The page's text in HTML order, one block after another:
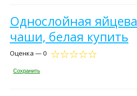
Однослойная
чаши, белая купить
Оценка — 0
Сохранить